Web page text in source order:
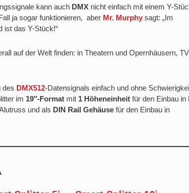
kann auch DMX nicht einfach mit einem Y-
ja sogar funktionieren, aber Mr. Murphy sagt: „Im
ist das Y-Stück!“
auf der Welt finden: in Theatern und Opernhäusern,
des DMX512-Datensignals einfach und ohne
im 19″-Format mit 1 Höheneinheit für den Einbau in
und als DIN Rail Gehäuse für den Einbau in